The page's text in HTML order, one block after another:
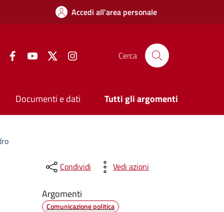
Accedi all'area personale
FacebookYouTube Twitter Cerca
Documenti e dati Tutti gli argomenti
Condividi Vedi azioni
Argomenti
Comunicazione politica